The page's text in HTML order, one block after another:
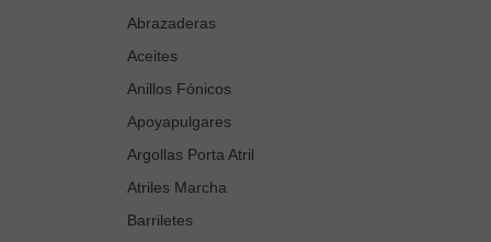
Abrazaderas
Aceites
Anillos Fónicos
Apoyapulgares
Argollas Porta Atril
Atriles Marcha
Barriletes